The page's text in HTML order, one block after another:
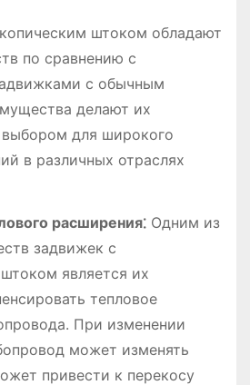
штоком обладают
по сравнению с
с обычным
делают их
для широкого
в различных отраслях
расширения⁚Одним из
задвижек с
является их
тепловое
При изменении
может изменять
привести к перекосу